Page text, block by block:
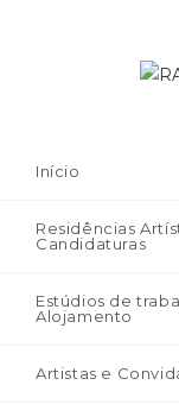
Início
Residências
Candidaturas
Estúdios de
Alojamento
Artistas e